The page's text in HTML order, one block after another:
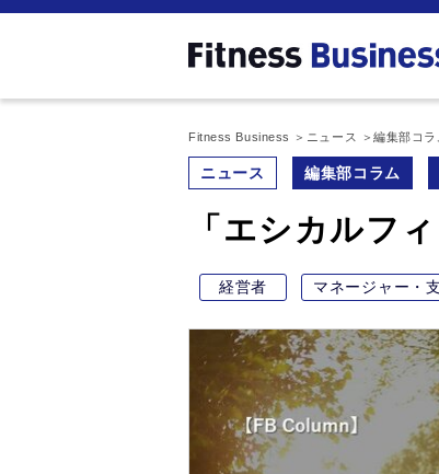
Fitness Business ニュース 編集部コラ
ニュース 編集部コラム
「エシカルフ
経営者 マネージャー・